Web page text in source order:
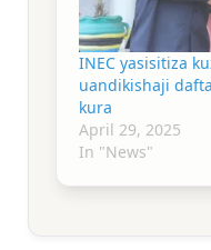
INEC yasisitiza
uandikishaji
kura
April 29, 2025
In "News"